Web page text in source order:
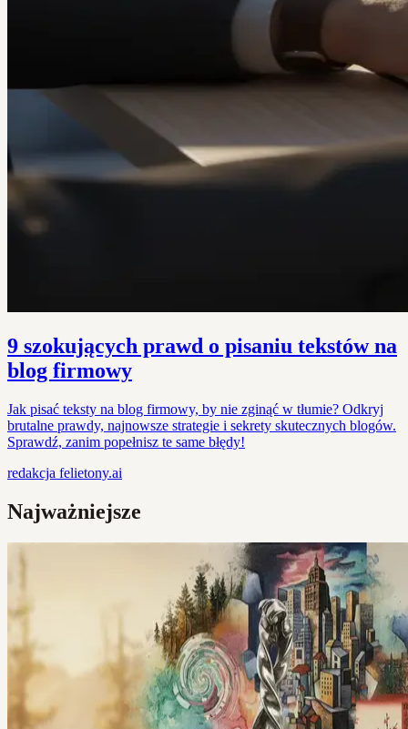
9 szokujących prawd o pisaniu tekstów na
blog firmowy
Jak pisać teksty na blog firmowy, by nie zginąć w tłumie? Odkryj
brutalne prawdy, najnowsze strategie i sekrety skutecznych blogów.
Sprawdź, zanim popełnisz te same błędy!
redakcja felietony.ai
Najważniejsze